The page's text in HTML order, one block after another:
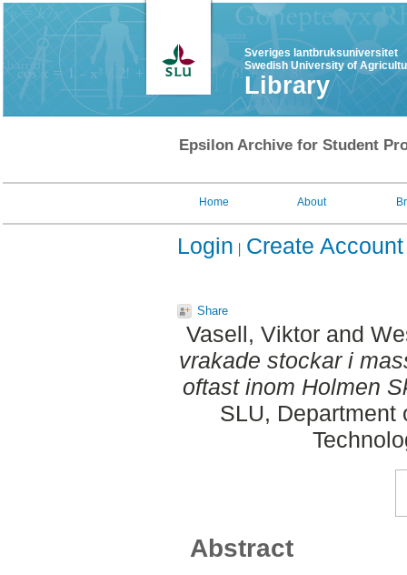
Sveriges lantbruksuniversitet
Swedish University of
Library
Epsilon Archive for Student
Home About
Login Create Account
Share
Vasell, Viktor and
vrakade stockar i
oftast inom Holmen
SLU, Department
Abstract